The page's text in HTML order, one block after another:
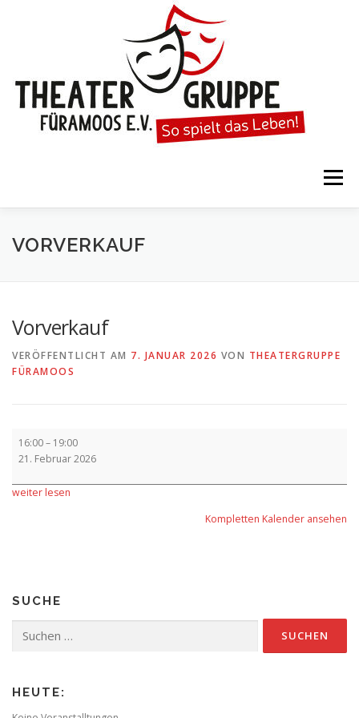
Menü
STARTSEITE DIE THEATERGRUPPE
KALENDER GESPIELTE STÜCKE
VORVERKAUF
Vorverkauf
VERÖFFENTLICHT AM 7. JANUAR 2026 VON THEATERGRUPPE
FÜRAMOOS
16:00– 19:00
21. Februar 2026
weiter lesen
Kompletten Kalender ansehen
SUCHE
nach:
HEUTE: